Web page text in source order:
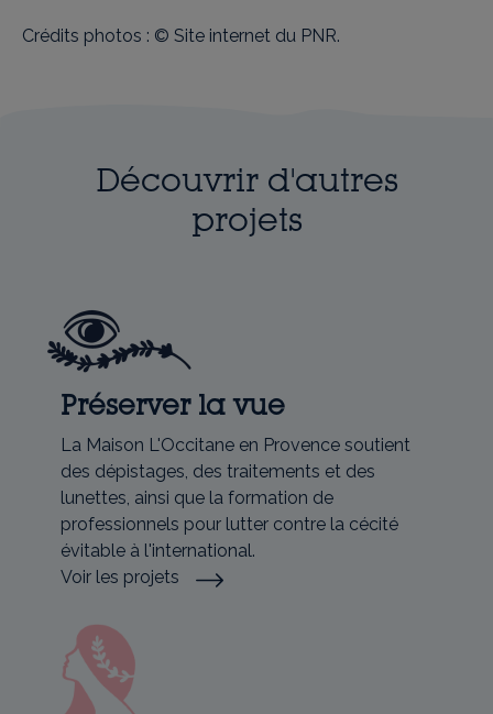
Crédits photos : © Site internet du PNR.
Découvrir d'autres
projets
Préserver la vue
La Maison L'Occitane en Provence soutient
des dépistages, des traitements et des
lunettes, ainsi que la formation de
professionnels pour lutter contre la cécité
évitable à l'international.
Voir les projets